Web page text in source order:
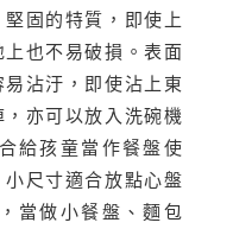
固的特質，即使上
也不易破損。表面
沾汙，即使沾上東
亦可以放入洗碗機
給孩童當作餐盤使
尺寸適合放點心盤
當做小餐盤、麵包